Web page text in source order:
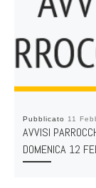
Pubblicato 11
AVVISI
DOMENICA 12